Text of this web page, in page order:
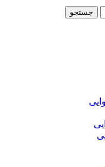
جستجو